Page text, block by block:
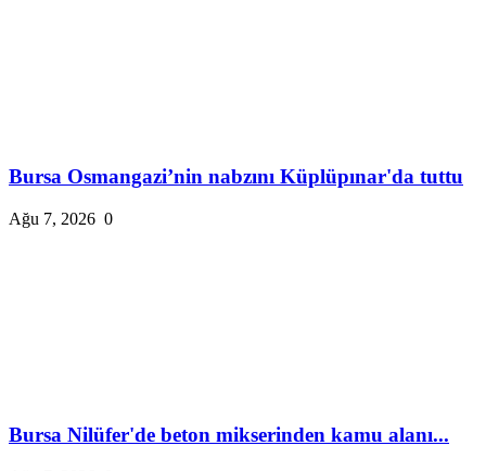
Bursa Osmangazi’nin nabzını Küplüpınar'da tuttu
Ağu 7, 2026 0
Bursa Nilüfer'de beton mikserinden kamu alanı...